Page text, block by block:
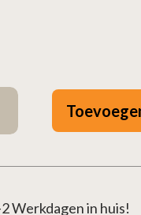
Werkdagen in huis!